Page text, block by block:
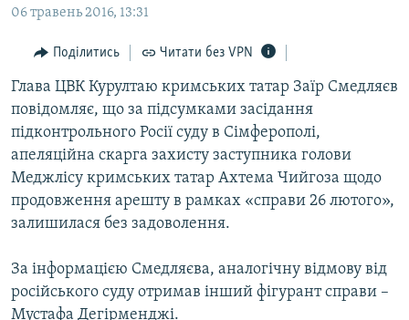
Перейти
пошуку
ПОГЛЯД
ІНТЕРВ'Ю
ВСЕ ЗА ДЕНЬ
СПЕЦПРОЕКТИ
ДЕПОРТАЦІЯ
ВІДЕОУРОКИ «ELIFBE»
СВІДЧЕННЯ ОКУПАЦІЇ
ІНФОГРАФІКА
ЯК ОБІЙТИ БЛОКУВАННЯ
Русский
ДОЛУЧАЙСЯ!
06 травень 2016, 13:31
Поділитись Читати без VPN
Глава ЦВК Курултаю кримських татар Заїр Смедляєв
повідомляє, що за підсумками засідання
підконтрольного Росії суду в Сімферополі,
апеляційна скарга захисту заступника голови
Меджлісу кримських татар Ахтема Чийгоза щодо
продовження арешту в рамках «справи 26 лютого»,
залишилася без задоволення.
За інформацією Смедляєва, аналогічну відмову від
російського суду отримав інший фігурант справи –
Мустафа Дегірменджі.